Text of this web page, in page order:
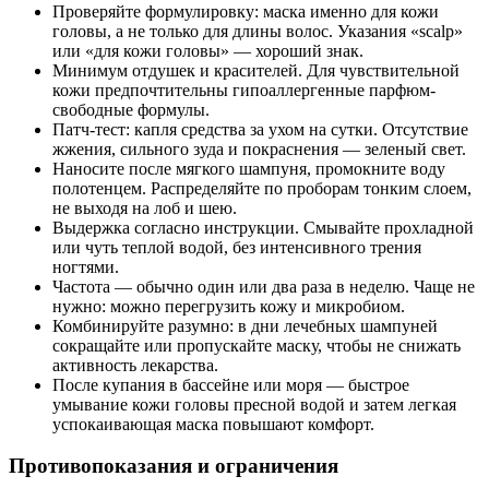
Проверяйте формулировку: маска именно для кожи
головы, а не только для длины волос. Указания «scalp»
или «для кожи головы» — хороший знак.
Минимум отдушек и красителей. Для чувствительной
кожи предпочтительны гипоаллергенные парфюм-
свободные формулы.
Патч‑тест: капля средства за ухом на сутки. Отсутствие
жжения, сильного зуда и покраснения — зеленый свет.
Наносите после мягкого шампуня, промокните воду
полотенцем. Распределяйте по проборам тонким слоем,
не выходя на лоб и шею.
Выдержка согласно инструкции. Смывайте прохладной
или чуть теплой водой, без интенсивного трения
ногтями.
Частота — обычно один или два раза в неделю. Чаще не
нужно: можно перегрузить кожу и микробиом.
Комбинируйте разумно: в дни лечебных шампуней
сокращайте или пропускайте маску, чтобы не снижать
активность лекарства.
После купания в бассейне или моря — быстрое
умывание кожи головы пресной водой и затем легкая
успокаивающая маска повышают комфорт.
Противопоказания и ограничения